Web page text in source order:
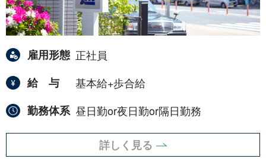
雇用形態 正社員
給与
基本給+歩合給
勤務体系 昼日勤or夜日勤or隔日勤務
詳しく見る